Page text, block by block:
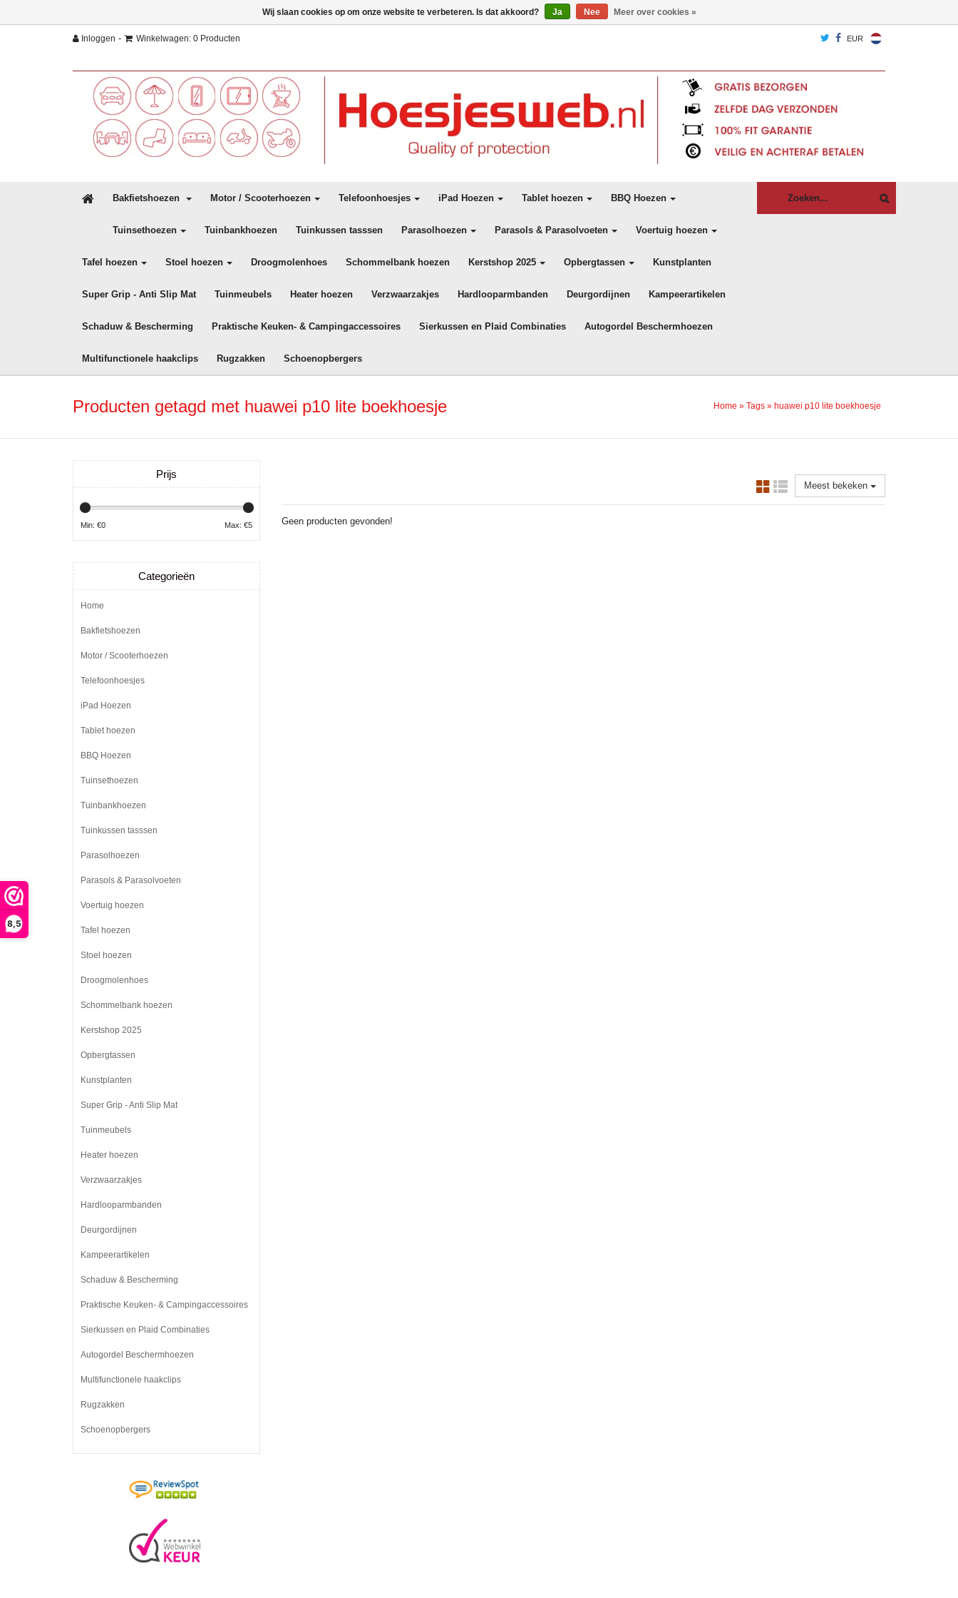
8,5
Inloggen - Winkelwagen: 0 Producten EUR
Bakfietshoezen Motor / Scooterhoezen Telefoonhoesjes iPad Hoezen Tablet hoezen BBQ Hoezen
Tuinsethoezen Tuinbankhoezen Tuinkussen tasssen Parasolhoezen Parasols & Parasolvoeten Voertuig hoezen
Tafel hoezen Stoel hoezen Droogmolenhoes Schommelbank hoezen Kerstshop 2025 Opbergtassen Kunstplanten
Super Grip - Anti Slip Mat Tuinmeubels Heater hoezen Verzwaarzakjes Hardlooparmbanden Deurgordijnen Kampeerartikelen
Schaduw & Bescherming Praktische Keuken- & Campingaccessoires Sierkussen en Plaid Combinaties Autogordel Beschermhoezen
Multifunctionele haakclips Rugzakken Schoenopbergers
Producten getagd met huawei p10 lite boekhoesje Home » Tags » huawei p10 lite boekhoesje
Meest bekeken
Geen producten gevonden!
Prijs
Min: €0 Max: €5
Categorieën
Home
Bakfietshoezen
Motor / Scooterhoezen
Telefoonhoesjes
iPad Hoezen
Tablet hoezen
BBQ Hoezen
Tuinsethoezen
Tuinbankhoezen
Tuinkussen tasssen
Parasolhoezen
Parasols & Parasolvoeten
Voertuig hoezen
Tafel hoezen
Stoel hoezen
Droogmolenhoes
Schommelbank hoezen
Kerstshop 2025
Opbergtassen
Kunstplanten
Super Grip - Anti Slip Mat
Tuinmeubels
Heater hoezen
Verzwaarzakjes
Hardlooparmbanden
Deurgordijnen
Kampeerartikelen
Schaduw & Bescherming
Praktische Keuken- & Campingaccessoires
Sierkussen en Plaid Combinaties
Autogordel Beschermhoezen
Multifunctionele haakclips
Rugzakken
Schoenopbergers
Wij slaan cookies op om onze website te verbeteren. Is dat akkoord? Ja Nee Meer over cookies »